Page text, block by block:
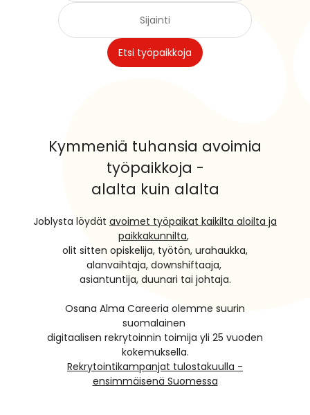
Kymmeniä tuhansia avoimia
työpaikkoja -
alalta kuin alalta
Joblysta löydät avoimet työpaikat kaikilta aloilta ja
paikkakunnilta,
olit sitten opiskelija, työtön, urahaukka,
alanvaihtaja, downshiftaaja,
asiantuntija, duunari tai johtaja.
Osana Alma Careeria olemme suurin
suomalainen
digitaalisen rekrytoinnin toimija yli 25 vuoden
kokemuksella.
Rekrytointikampanjat tulostakuulla -
ensimmäisenä Suomessa